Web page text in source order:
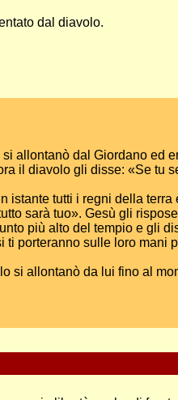
dal diavolo.
allontanò dal Giordano
il diavolo gli disse: «Se tu
istante tutti i regni della
sarà tuo». Gesù gli
più alto del tempio e gli
ti porteranno sulle loro
si allontanò da lui fino al